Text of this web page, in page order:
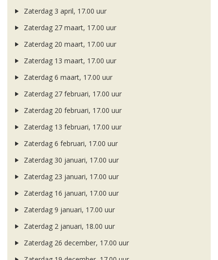
Zaterdag 3 april, 17.00 uur
Zaterdag 27 maart, 17.00 uur
Zaterdag 20 maart, 17.00 uur
Zaterdag 13 maart, 17.00 uur
Zaterdag 6 maart, 17.00 uur
Zaterdag 27 februari, 17.00 uur
Zaterdag 20 februari, 17.00 uur
Zaterdag 13 februari, 17.00 uur
Zaterdag 6 februari, 17.00 uur
Zaterdag 30 januari, 17.00 uur
Zaterdag 23 januari, 17.00 uur
Zaterdag 16 januari, 17.00 uur
Zaterdag 9 januari, 17.00 uur
Zaterdag 2 januari, 18.00 uur
Zaterdag 26 december, 17.00 uur